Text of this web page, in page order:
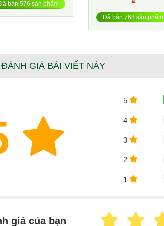
bán 576 sản phẩm
Đã bán 768 sản phẩm
GIÁ BÀI VIẾT NÀY
5
4
3
2
1
giá của bạn